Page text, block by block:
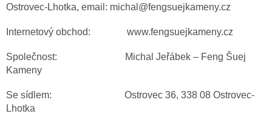
Ostrovec-Lhotka, email: michal@fengsuejkameny.cz
Internetový obchod: www.fengsuejkameny.cz
Společnost: Michal Jeřábek – Feng Šuej
Kameny
Se sídlem: Ostrovec 36, 338 08 Ostrovec-
Lhotka